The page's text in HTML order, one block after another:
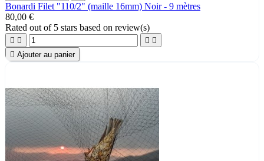
Bonardi Filet "110/2" (maille 16mm) Noir - 9 mètres
80,00 €
Rated out of 5 stars based on review(s)
   
 Ajouter au panier